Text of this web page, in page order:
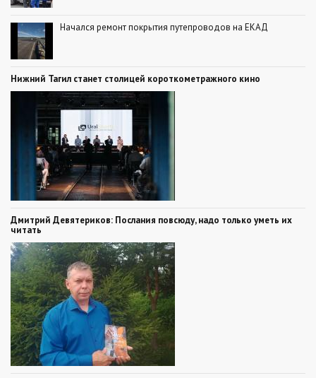
Начался ремонт покрытия путепроводов на ЕКАД
Нижний Тагил станет столицей короткометражного кино
Дмитрий Девятериков: Послания повсюду, надо только уметь их
читать